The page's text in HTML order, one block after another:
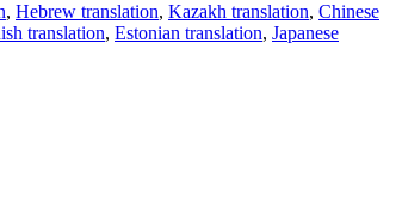
, Hebrew translation, Kazakh translation, Chinese
translation, Estonian translation, Japanese